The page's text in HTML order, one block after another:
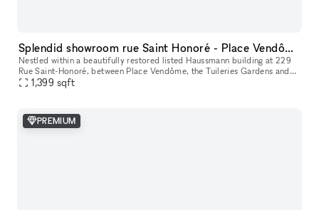
Splendid showroom rue Saint Honoré - Place Vendôme, in the heart of Paris fashion & culture district.
Nestled within a beautifully restored listed Haussmann building at 229
Rue Saint-Honoré, between Place Vendôme, the Tuileries Gardens and
the Louvre, 229LAB offers one of Paris' most prestigious addr
1,399 sqft
PREMIUM